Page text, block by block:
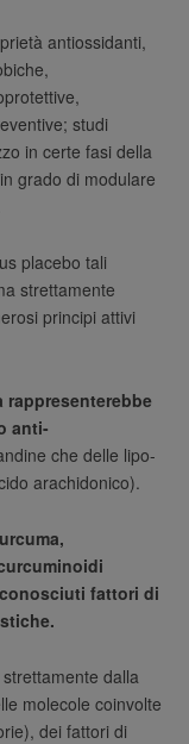
antiossidanti,
studi
in certe fasi della
grado di modulare
placebo tali
strettamente
principi attivi
rappresenterebbe
anti-
che delle lipo-
arachidonico).
fattori di
dalla
molecole coinvolte
dei fattori di